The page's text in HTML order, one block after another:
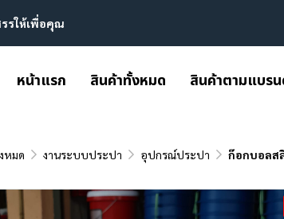
รให้เพื่อคุณ
หน้าแรก สินค้าทั้งหมด สินค้าตามแบร
หมด งานระบบประปา อุปกรณ์ประปา ก๊อกบอลส